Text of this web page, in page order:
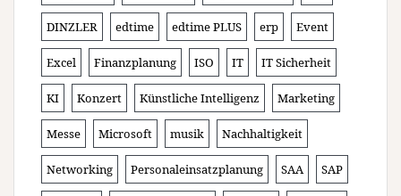
DINZLER edtime edtime PLUS erp Event
Excel Finanzplanung ISO IT IT Sicherheit
KI Konzert Künstliche Intelligenz Marketing
Messe Microsoft musik Nachhaltigkeit
Networking Personaleinsatzplanung SAA SAP